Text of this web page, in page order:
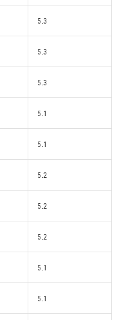
5.3
5.3
5.3
5.1
5.1
5.2
5.2
5.2
5.1
5.1